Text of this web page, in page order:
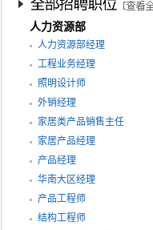
人力资源部
人力资源部经理
工程业务经理
照明设计师
外销经理
家居类产品销售主任
家居产品经理
产品经理
华南大区经理
产品工程师
结构工程师